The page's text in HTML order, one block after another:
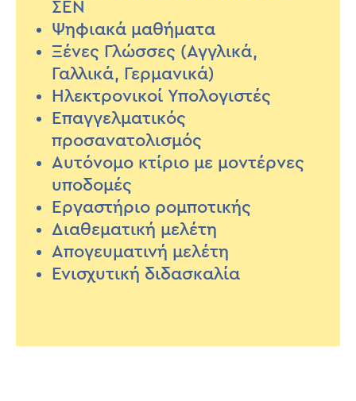
ΣΕΝ
Ψηφιακά μαθήματα
Ξένες Γλώσσες (Αγγλικά,
Γαλλικά, Γερμανικά)
Ηλεκτρονικοί Υπολογιστές
Επαγγελματικός
προσανατολισμός
Αυτόνομο κτίριο με μοντέρνες
υποδομές
Εργαστήριο ρομποτικής
Διαθεματική μελέτη
Απογευματινή μελέτη
Ενισχυτική διδασκαλία